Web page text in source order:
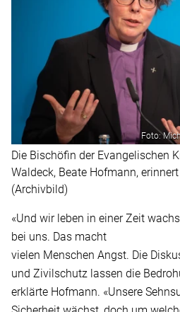
Foto:
Die Bischöfin der Evangelischen
Waldeck, Beate Hofmann,
(Archivbild)
«Und wir leben in einer Zeit
bei uns. Das macht
vielen Menschen Angst. Die
und Zivilschutz lassen die
erklärte Hofmann. «Unsere